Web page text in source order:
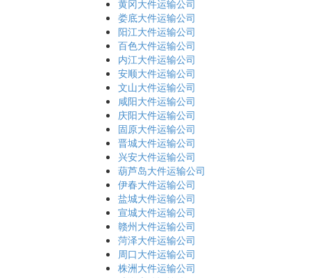
黄冈大件运输公司
娄底大件运输公司
阳江大件运输公司
百色大件运输公司
内江大件运输公司
安顺大件运输公司
文山大件运输公司
咸阳大件运输公司
庆阳大件运输公司
固原大件运输公司
晋城大件运输公司
兴安大件运输公司
葫芦岛大件运输公司
伊春大件运输公司
盐城大件运输公司
宣城大件运输公司
赣州大件运输公司
菏泽大件运输公司
周口大件运输公司
株洲大件运输公司